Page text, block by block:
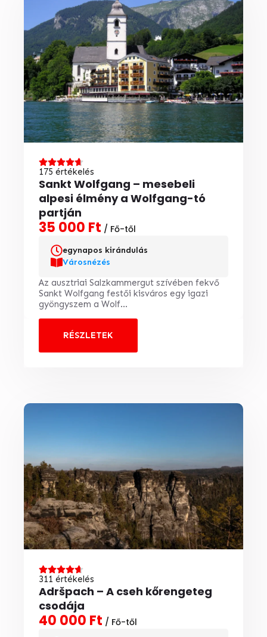
175 értékelés
Sankt Wolfgang – mesebeli
alpesi élmény a Wolfgang-tó
partján
35 000 Ft / Fő-től
egynapos kirándulás
Városnézés
Az ausztriai Salzkammergut szívében fekvő
Sankt Wolfgang festői kisváros egy igazi
gyöngyszem a Wolf...
RÉSZLETEK
311 értékelés
Adršpach – A cseh kőrengeteg
csodája
40 000 Ft / Fő-től